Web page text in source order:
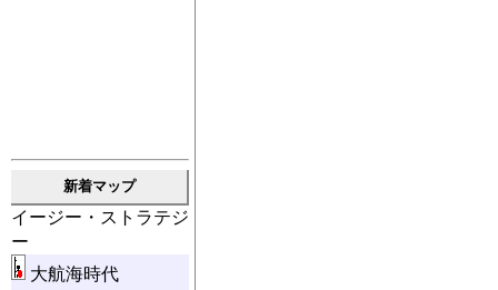
新着マップ
イージー・ストラテジ
ー
大航海時代